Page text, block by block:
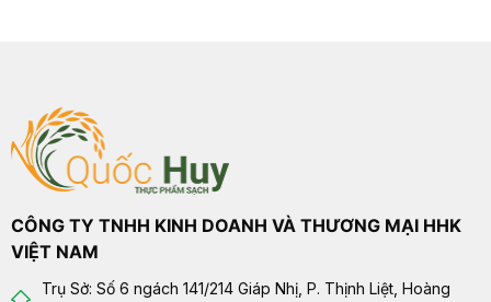
CÔNG TY TNHH KINH DOANH VÀ THƯƠNG MẠI HHK
VIỆT NAM
Trụ Sở: Số 6 ngách 141/214 Giáp Nhị, P. Thịnh Liệt, Hoàng